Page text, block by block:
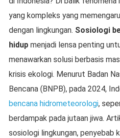
yang kompleks yang
dengan lingkungan. Sosiologi
hidupmenjadi lensa penting
menawarkan solusi berbasis
krisis ekologi. Menurut Badan
Bencana (BNPB), pada 2024,
bencana hidrometeorologi,
berdampak pada jutaan jiwa.
sosiologi lingkungan, penyebab